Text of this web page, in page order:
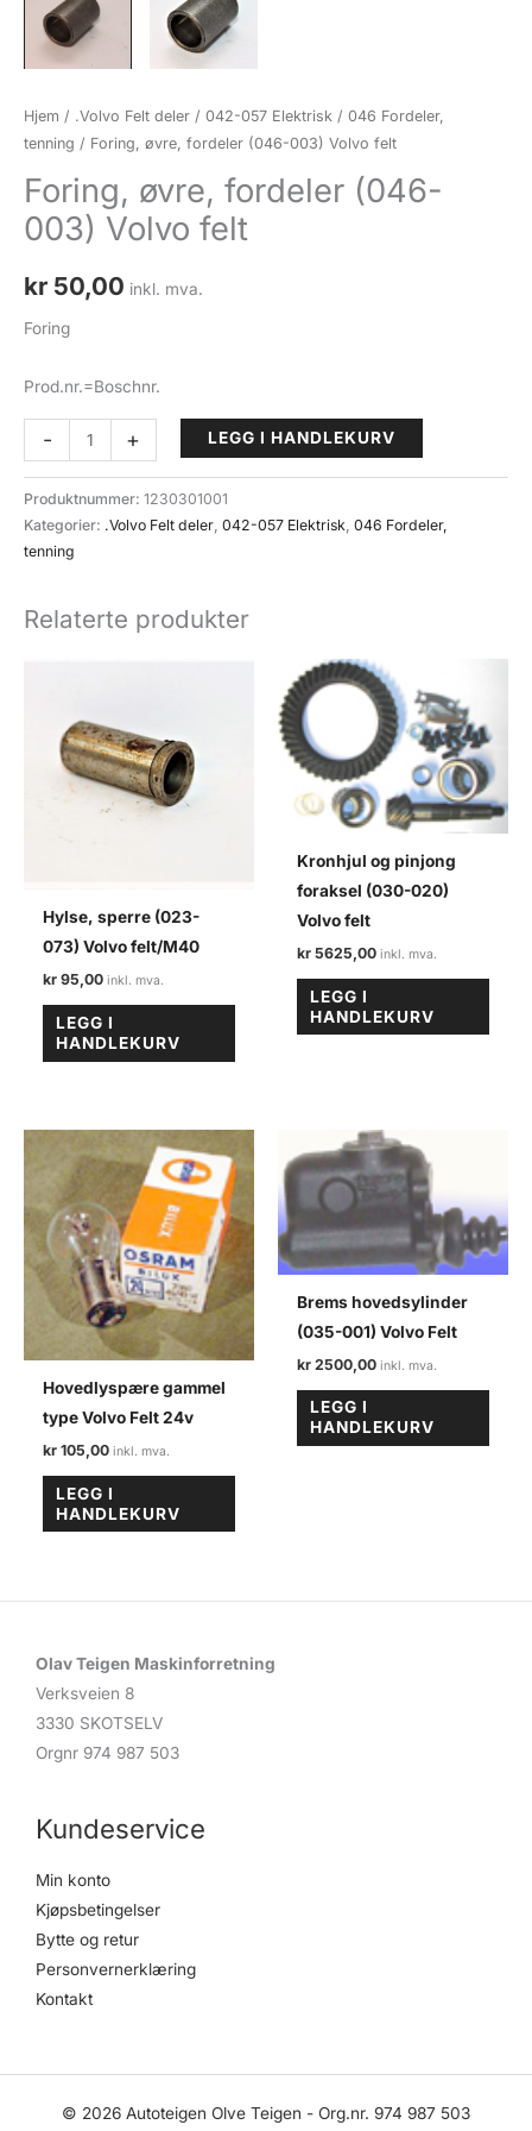
Hjem / .Volvo Felt deler / 042-057 Elektrisk / 046 Fordeler,
tenning / Foring, øvre, fordeler (046-003) Volvo felt
Foring, øvre, fordeler (046-
003) Volvo felt
kr 50,00 inkl. mva.
Foring
Prod.nr.=Boschnr.
-
øvre,
fordeler
(046-
003)
felt
+ LEGG I HANDLEKURV
Produktnummer: 1230301001
Kategorier: .Volvo Felt deler 042-057 Elektrisk 046 Fordeler,
tenning
Relaterte produkter
Hylse, sperre (023-
073) Volvo felt/M40
kr 95,00
LEGG I
HANDLEKURV
Kronhjul og pinjong
foraksel (030-020)
Volvo felt
kr 5625,00
LEGG I
HANDLEKURV
Hovedlyspære gammel
type Volvo Felt 24v
kr 105,00
LEGG I
HANDLEKURV
Brems hovedsylinder
(035-001) Volvo Felt
kr 2500,00
LEGG I
HANDLEKURV
Olav Teigen Maskinforretning
Verksveien 8
3330 SKOTSELV
Orgnr 974 987 503
Kundeservice
Min konto
Kjøpsbetingelser
Bytte og retur
Personvernerklæring
Kontakt
© 2026 Autoteigen Olve Teigen - Org.nr. 974 987 503